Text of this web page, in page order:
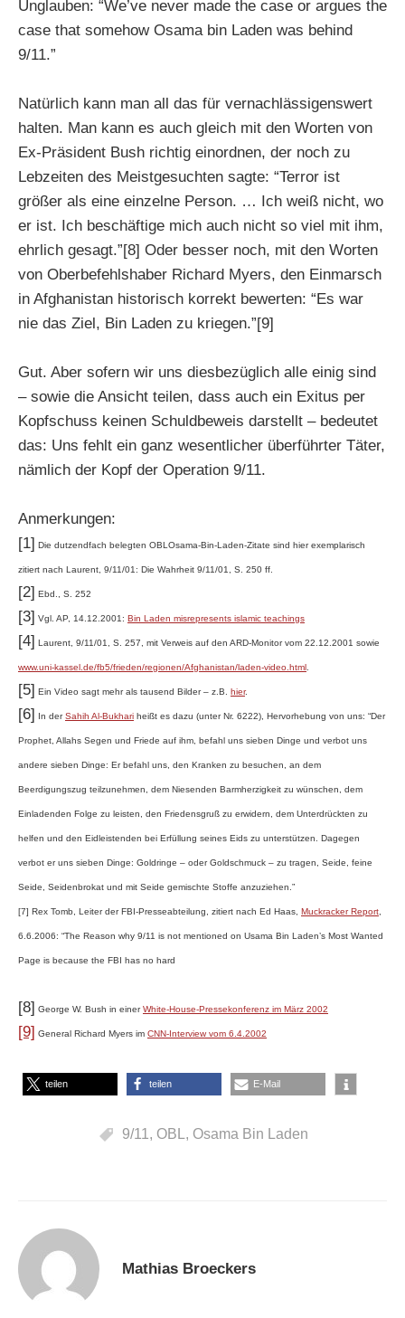
Unglauben: “We’ve never made the case or argues the
case that somehow Osama bin Laden was behind
9/11.”
Natürlich kann man all das für vernachlässigenswert
halten. Man kann es auch gleich mit den Worten von
Ex-Präsident Bush richtig einordnen, der noch zu
Lebzeiten des Meistgesuchten sagte: “Terror ist
größer als eine einzelne Person. … Ich weiß nicht, wo
er ist. Ich beschäftige mich auch nicht so viel mit ihm,
ehrlich gesagt.”[8] Oder besser noch, mit den Worten
von Oberbefehlshaber Richard Myers, den Einmarsch
in Afghanistan historisch korrekt bewerten: “Es war
nie das Ziel, Bin Laden zu kriegen.”[9]
Gut. Aber sofern wir uns diesbezüglich alle einig sind
– sowie die Ansicht teilen, dass auch ein Exitus per
Kopfschuss keinen Schuldbeweis darstellt – bedeutet
das: Uns fehlt ein ganz wesentlicher überführter Täter,
nämlich der Kopf der Operation 9/11.
Anmerkungen:
[1] Die dutzendfach belegten OBLOsama-Bin-Laden-Zitate sind hier exemplarisch
zitiert nach Laurent, 9/11/01: Die Wahrheit 9/11/01, S. 250 ff.
[2] Ebd., S. 252
[3] Vgl. AP, 14.12.2001: Bin Laden misrepresents islamic teachings
[4] Laurent, 9/11/01, S. 257, mit Verweis auf den ARD-Monitor vom 22.12.2001 sowie
www.uni-kassel.de/fb5/frieden/regionen/Afghanistan/laden-video.html
[5] Ein Video sagt mehr als tausend Bilder – z.B. hier.
[6] In derSahih Al-Bukhari heißt es dazu (unter Nr. 6222), Hervorhebung von uns: “Der
Prophet, Allahs Segen und Friede auf ihm, befahl uns sieben Dinge und verbot uns
andere sieben Dinge: Er befahl uns, den Kranken zu besuchen, an dem
Beerdigungszug teilzunehmen, dem Niesenden Barmherzigkeit zu wünschen, dem
Einladenden Folge zu leisten, den Friedensgruß zu erwidern, dem Unterdrückten zu
helfen und den Eidleistenden bei Erfüllung seines Eids zu unterstützen. Dagegen
verbot er uns sieben Dinge: Goldringe – oder Goldschmuck – zu tragen, Seide, feine
Seide, Seidenbrokat und mit Seide gemischte Stoffe anzuziehen.”
[7] Rex Tomb, Leiter der FBI-Presseabteilung, zitiert nach Ed Haas, Muckracker Report
6.6.2006: “The Reason why 9/11 is not mentioned on Usama Bin Laden’s Most Wanted
Page is because the FBI has no hard
[8] George W. Bush in einerWhite-House-Pressekonferenz im März 2002
[9] General Richard Myers im CNN-Interview vom 6.4.2002
teilen teilen E-Mail
9/11 , OBL , Osama Bin Laden
Mathias Broeckers